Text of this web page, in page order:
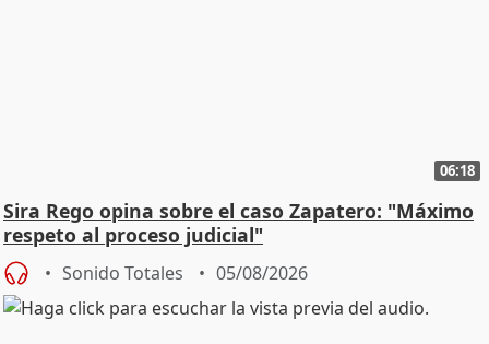
06:18
Sira Rego opina sobre el caso Zapatero: "Máximo
respeto al proceso judicial"
Sonido Totales 05/08/2026